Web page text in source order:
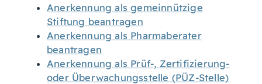
Anerkennung als gemeinnützige
Stiftung beantragen
Anerkennung als Pharmaberater
beantragen
Anerkennung als Prüf-, Zertifizierung-
oder Überwachungsstelle (PÜZ-Stelle)